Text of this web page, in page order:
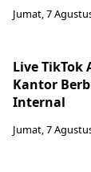
Jumat, 7
Live TikTok
Kantor
Internal
Jumat, 7